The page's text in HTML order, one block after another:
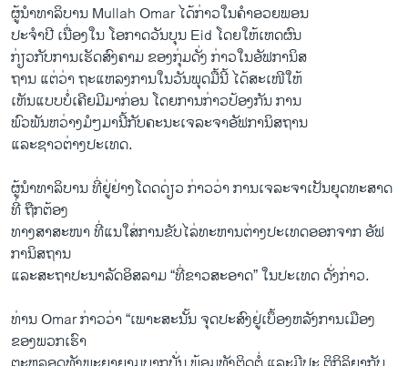
ພາສາຕ່າງໆ
ຜູ້ນຳທາ​ລິ​ບານ Mullah Omar ​ໄດ້ກ່າວໃນຄຳອວຍພອນ
ປະຈຳ​ປີ ເນື່ອງໃນ ໂອກາດ​ວັນ​ບຸນ Eid ໂດຍໃຫ້ເຫດຜົນ
ກ່ຽວກັບ​ການ​ເຮັດ​ສົງຄາມ ​ຂອງ​ກຸ່​ມດັ່ງ ກ່າວ​ໃນອັຟກາ​ນິສ
ຖ​ານ ​ແຕ່​ວ່າ ຖະ​ແຫລງການ​ໃນ​ວັນ​ພຸດ​ມື້​ນີ້ ​ໄດ້​ສະ​ເໜີ​ໃຫ້​
ເຫັນ​ແບບບໍ່ເຄີຍມີມາ​ກ່ອນ​ ໂດຍການກ່າວປ້ອງ​ກັນ​ ການ
​ພົວພັນ​ຫວ່າງມໍໆ​ມານີ້​ກັບຄະນະເຈລະຈາອັ​ຟການິສຖານ
​ແລະຊາວຕ່າງປະເທດ.
ຜູ້ນຳ​ທາ​ລິ​ບານ ທີ່​ຢູ່​ຢ່າງ​ໂດດດ່ຽວ ກ່າວ​ວ່າ ການ​ເຈລະຈາເປັນ​ຍຸດທະສາດ
ທີ່ ຖືກຕ້ອງ
ທາງສາສະໜາ ທີ່​ແນໃສ່​ການ​ຂັບ​ໄລ່​ທະຫານ​ຕ່າງປະ​ເທດ​ອອກ​ຈາກ ອັຟ
ກາ​ນິສຖານ
​ແລະ​ສະຖາປະນາລັດອິສລາມ “ທີ່ຂາວ​ສະອາດ” ໃນ​ປະ​ເທດ ດັ່ງກ່າວ.
ທ່ານ Omar ກ່າວ​ວ່າ “​ເພາະສະ​ນັ້ນ ຈຸດປະ​ສົງຢູ່​ເບຶ້ອງຫລັງ​ການ​ເມືອງ​
ຂອງພວກ​ເຮົາ